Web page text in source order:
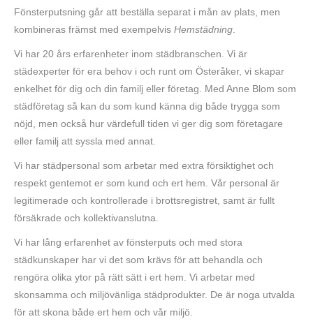
Fönsterputsning går att beställa separat i mån av plats, men
kombineras främst med exempelvis Hemstädning.
Vi har 20 års erfarenheter inom städbranschen. Vi är
städexperter för era behov i och runt om Österåker, vi skapar
enkelhet för dig och din familj eller företag. Med Anne Blom som
städföretag så kan du som kund känna dig både trygga som
nöjd, men också hur värdefull tiden vi ger dig som företagare
eller familj att syssla med annat.
Vi har städpersonal som arbetar med extra försiktighet och
respekt gentemot er som kund och ert hem. Vår personal är
legitimerade och kontrollerade i brottsregistret, samt är fullt
försäkrade och kollektivanslutna.
Vi har lång erfarenhet av fönsterputs och med stora
städkunskaper har vi det som krävs för att behandla och
rengöra olika ytor på rätt sätt i ert hem. Vi arbetar med
skonsamma och miljövänliga städprodukter. De är noga utvalda
för att skona både ert hem och vår miljö.